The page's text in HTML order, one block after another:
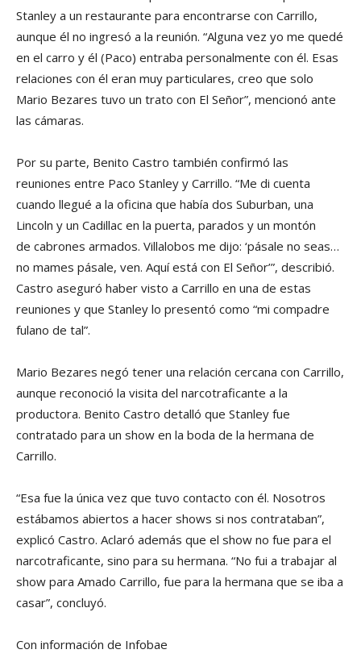
Stanley a un restaurante para encontrarse con Carrillo,
aunque él no ingresó a la reunión. “Alguna vez yo me quedé
en el carro y él (Paco) entraba personalmente con él. Esas
relaciones con él eran muy particulares, creo que solo
Mario Bezares tuvo un trato con El Señor”, mencionó ante
las cámaras.
Por su parte, Benito Castro también confirmó las
reuniones entre Paco Stanley y Carrillo. “Me di cuenta
cuando llegué a la oficina que había dos Suburban, una
Lincoln y un Cadillac en la puerta, parados y un montón
de cabrones armados. Villalobos me dijo: ‘pásale no seas…
no mames pásale, ven. Aquí está con El Señor’”, describió.
Castro aseguró haber visto a Carrillo en una de estas
reuniones y que Stanley lo presentó como “mi compadre
fulano de tal”.
Mario Bezares negó tener una relación cercana con Carrillo,
aunque reconoció la visita del narcotraficante a la
productora. Benito Castro detalló que Stanley fue
contratado para un show en la boda de la hermana de
Carrillo.
“Esa fue la única vez que tuvo contacto con él. Nosotros
estábamos abiertos a hacer shows si nos contrataban”,
explicó Castro. Aclaró además que el show no fue para el
narcotraficante, sino para su hermana. “No fui a trabajar al
show para Amado Carrillo, fue para la hermana que se iba a
casar”, concluyó.
Con información de Infobae